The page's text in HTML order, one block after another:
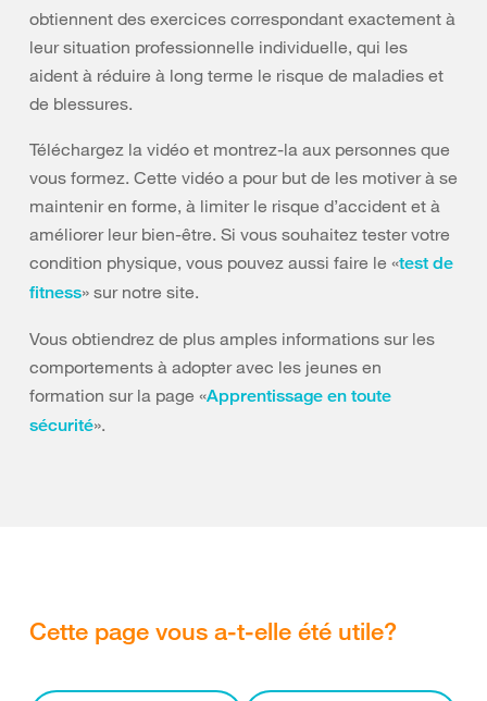
obtiennent des exercices correspondant exactement à
leur situation professionnelle individuelle, qui les
aident à réduire à long terme le risque de maladies et
de blessures.
Téléchargez la vidéo et montrez-la aux personnes que
vous formez. Cette vidéo a pour but de les motiver à se
maintenir en forme, à limiter le risque d’accident et à
améliorer leur bien-être. Si vous souhaitez tester votre
condition physique, vous pouvez aussi faire le «test de
fitness» sur notre site.
Vous obtiendrez de plus amples informations sur les
comportements à adopter avec les jeunes en
formation sur la page «Apprentissage en toute
sécurité».
Cette page vous a-t-elle été utile?